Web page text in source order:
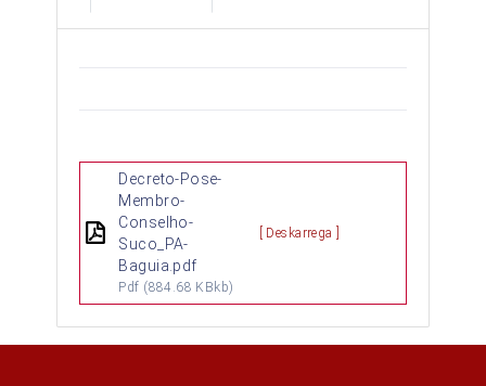
Decreto-Pose-
Membro-
Conselho-
Suco_PA-
Baguia.pdf
Pdf (884.68 KBkb)
[ Deskarrega ]